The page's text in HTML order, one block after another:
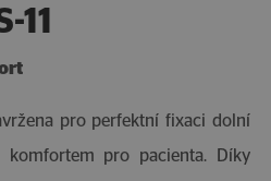
11
pro perfektní fixaci dolní
komfortem pro pacienta. Díky